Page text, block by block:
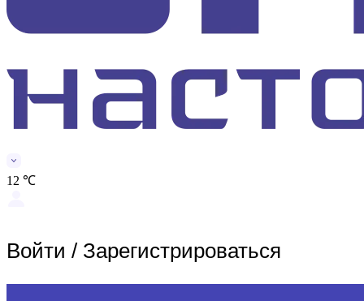
12 ℃
Войти / Зарегистрироваться